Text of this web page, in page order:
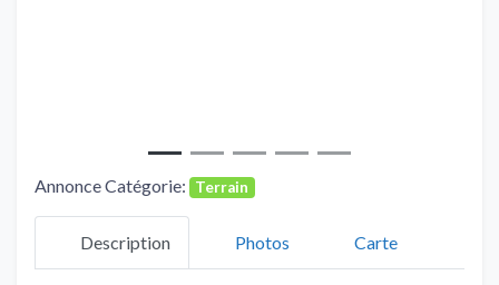
Annonce Catégorie: Terrain
Description Photos Carte